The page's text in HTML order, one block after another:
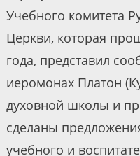
Учебного комитета
Церкви, которая
года, представил
иеромонах Платон
духовной школы и
сделаны
учебного и